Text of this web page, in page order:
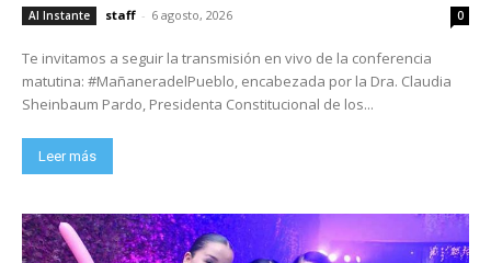
Al Instante staff - 6 agosto, 2026 0
Te invitamos a seguir la transmisión en vivo de la conferencia
matutina: #MañaneradelPueblo, encabezada por la Dra. Claudia
Sheinbaum Pardo, Presidenta Constitucional de los...
Leer más